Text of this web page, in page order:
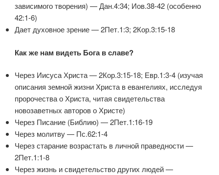
зависимого творения) — Дан.4:34; Иов.38-42 (особенно
42:1-6)
Дает духовное зрение — 2Пет.1:3; 2Кор.3:15-18
Как же нам видеть Бога в славе?
Через Иисуса Христа — 2Кор.3:15-18; Евр.1:3-4 (изучая
описания земной жизни Христа в евангелиях, исследуя
пророчества о Христа, читая свидетельства
новозаветных авторов о Христе)
Через Писание (Библию) — 2Пет.1:16-19
Через молитву — Пс.62:1-4
Через старание возрастать в личной праведности —
2Пет.1:1-8
Через жизнь и свидетельство других людей —